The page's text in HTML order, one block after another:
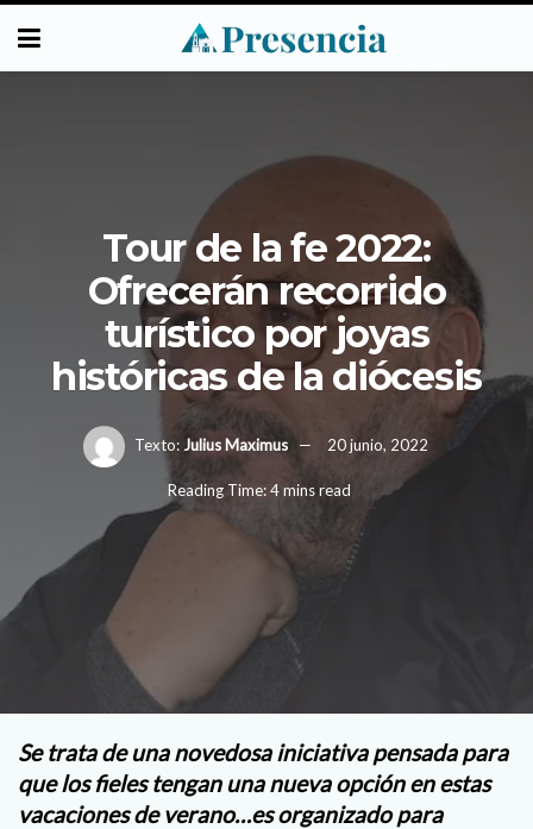
Tour de la fe 2022:
Ofrecerán recorrido
turístico por joyas
históricas de la diócesis
Texto: Julius Maximus 20 junio, 2022
Reading Time: 4 mins read
Se trata de una novedosa iniciativa pensada para
que los fieles tengan una nueva opción en estas
vacaciones de verano…es organizado para